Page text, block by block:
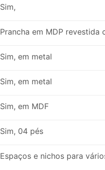
Sim,
Prancha em MDP
Sim, em metal
Sim, em metal
Sim, em MDF
Sim, 04 pés
Espaços e nichos para